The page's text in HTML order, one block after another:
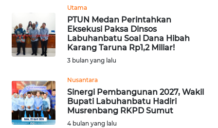
Utama
PTUN Medan Perintahkan
Eksekusi Paksa Dinsos
Labuhanbatu Soal Dana Hibah
Karang Taruna Rp1,2 Miliar!
3 bulan yang lalu
Nusantara
Sinergi Pembangunan 2027, Wakil
Bupati Labuhanbatu Hadiri
Musrenbang RKPD Sumut
4 bulan yang lalu
OPINI
Informasi
BERITA
KONTAK
KAMI